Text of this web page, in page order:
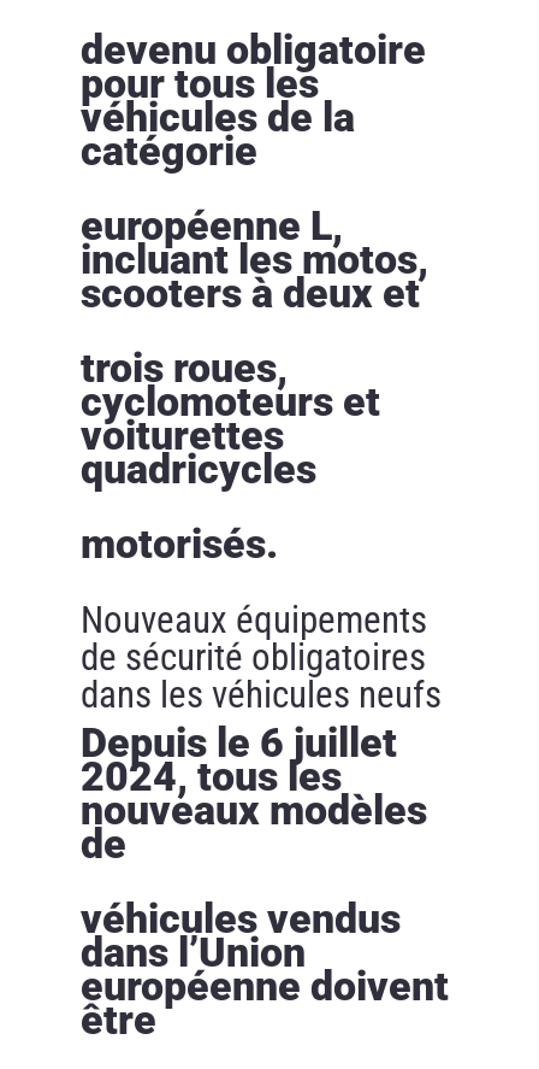
devenu obligatoire
pour tous les
véhicules de la
catégorie
européenne L,
incluant les motos,
scooters à deux et
trois roues,
cyclomoteurs et
voiturettes
quadricycles
motorisés.
Nouveaux équipements
de sécurité obligatoires
dans les véhicules neufs
Depuis le 6 juillet
2024, tous les
nouveaux modèles
de
véhicules vendus
dans l’Union
européenne doivent
être